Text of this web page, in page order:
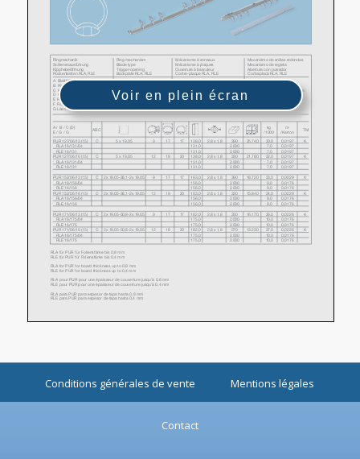
Voir en plein écran
Conditions générales de vente Mentions légales
Contact